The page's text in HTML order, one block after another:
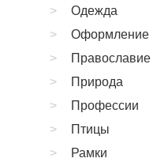
Одежда
Оформление
Православие
Природа
Профессии
Птицы
Рамки